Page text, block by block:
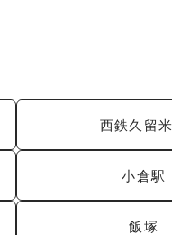
西鉄久留
小倉駅
飯塚